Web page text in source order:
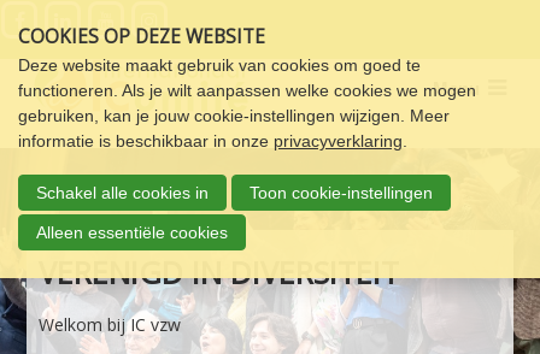
links
over
Spring
naar
de
navigatie
Spring
naar
de
inhoud
COOKIES OP DEZE WEBSITE
Deze website maakt gebruik van cookies om goed te
functioneren. Als je wilt aanpassen welke cookies we mogen
gebruiken, kan je jouw cookie-instellingen wijzigen. Meer
informatie is beschikbaar in onze privacyverklaring
Schakel alle cookies in Toon cookie-instellingen
Alleen essentiële cookies
Menu
VERENIGD IN DIVERSITEIT
Welkom bij IC vzw